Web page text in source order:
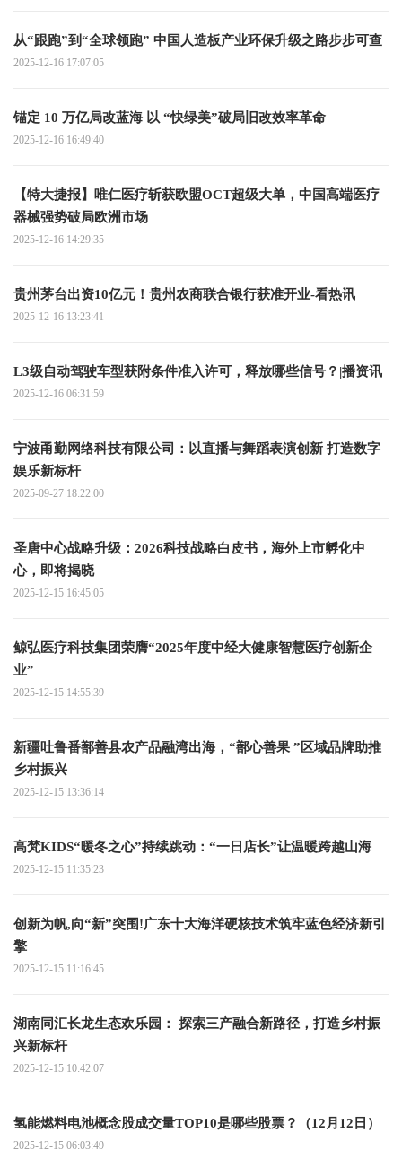
从“跟跑”到“全球领跑” 中国人造板产业环保升级之路步步可查
2025-12-16 17:07:05
锚定 10 万亿局改蓝海 以 “快绿美”破局旧改效率革命
2025-12-16 16:49:40
【特大捷报】唯仁医疗斩获欧盟OCT超级大单，中国高端医疗
器械强势破局欧洲市场
2025-12-16 14:29:35
贵州茅台出资10亿元！贵州农商联合银行获准开业-看热讯
2025-12-16 13:23:41
L3级自动驾驶车型获附条件准入许可，释放哪些信号？|播资讯
2025-12-16 06:31:59
宁波甬勤网络科技有限公司：以直播与舞蹈表演创新 打造数字
娱乐新标杆
2025-09-27 18:22:00
圣唐中心战略升级：2026科技战略白皮书，海外上市孵化中
心，即将揭晓
2025-12-15 16:45:05
鲸弘医疗科技集团荣膺“2025年度中经大健康智慧医疗创新企
业”
2025-12-15 14:55:39
新疆吐鲁番鄯善县农产品融湾出海，“鄯心善果 ”区域品牌助推
乡村振兴
2025-12-15 13:36:14
高梵KIDS“暖冬之心”持续跳动：“一日店长”让温暖跨越山海
2025-12-15 11:35:23
创新为帆,向“新”突围!广东十大海洋硬核技术筑牢蓝色经济新引
擎
2025-12-15 11:16:45
湖南同汇长龙生态欢乐园： 探索三产融合新路径，打造乡村振
兴新标杆
2025-12-15 10:42:07
氢能燃料电池概念股成交量TOP10是哪些股票？（12月12日）
2025-12-15 06:03:49